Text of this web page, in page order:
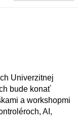
Univerzitnej
bude konať
a workshopmi
AI,